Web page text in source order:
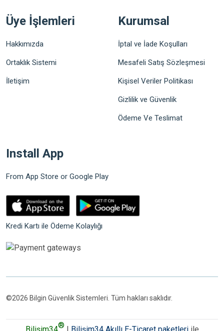
Üye İşlemleri
Hakkımızda
Ortaklık Sistemi
İletişim
Kurumsal
İptal ve İade Koşulları
Mesafeli Satış Sözleşmesi
Kişisel Veriler Politikası
Gizlilik ve Güvenlik
Ödeme Ve Teslimat
Install App
From App Store or Google Play
Kredi Kartı ile Ödeme Kolaylığı
©2026 Bilgin Güvenlik Sistemleri. Tüm hakları saklıdır.
®